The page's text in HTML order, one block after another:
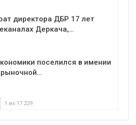
директора ДБР 17 лет
Деркача,…
поселился в имении
рыночной…
1 из 17 229